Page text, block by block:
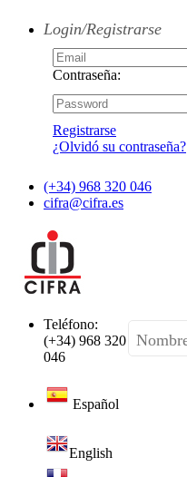
Login/Registrarse
Contraseña:
Registrarse
¿Olvidó su contraseña?
(+34) 968 320 046
cifra@cifra.es
Teléfono:
(+34) 968 320
046
Español
English